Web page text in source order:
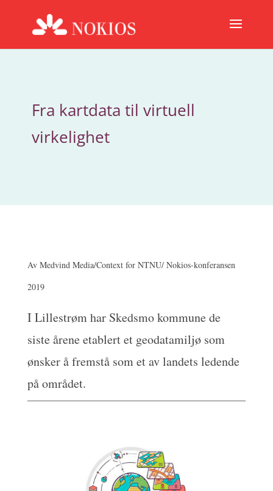
Fra kartdata til virtuell
virkelighet
Av Medvind Media/Context for NTNU/ Nokios-konferansen
2019
I Lillestrøm har Skedsmo kommune de
siste årene etablert et geodatamiljø som
ønsker å fremstå som et av landets ledende
på området.